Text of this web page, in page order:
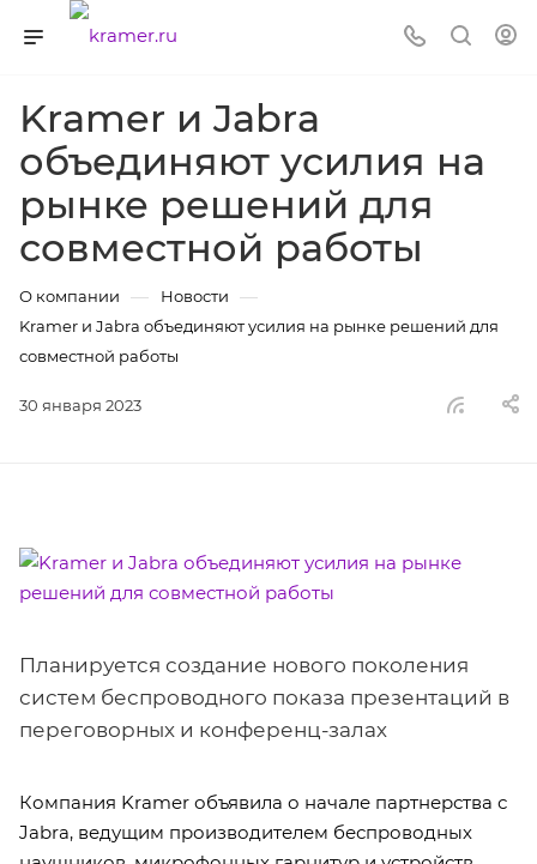
Kramer и Jabra
объединяют усилия на
рынке решений для
совместной работы
О компании — Новости —
Kramer и Jabra объединяют усилия на рынке решений для
совместной работы
30 января 2023
Планируется создание нового поколения
систем беспроводного показа презентаций в
переговорных и конференц-залах
Компания Kramer объявила о начале партнерства с
Jabra, ведущим производителем беспроводных